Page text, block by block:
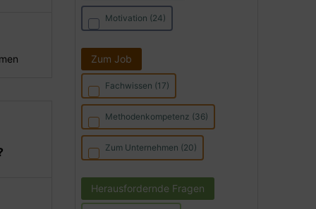
Motivation (24)
Zum Job
Fachwissen (17)
Methodenkompetenz (36)
Zum Unternehmen (20)
Herausfordernde Fragen